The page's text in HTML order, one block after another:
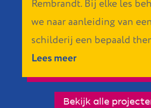
Rembrandt. Bij elke les
we naar aanleiding van
schilderij een bepaald
Lees meer
Bekijk alle